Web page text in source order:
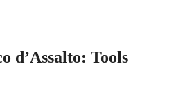
d’Assalto: Tools